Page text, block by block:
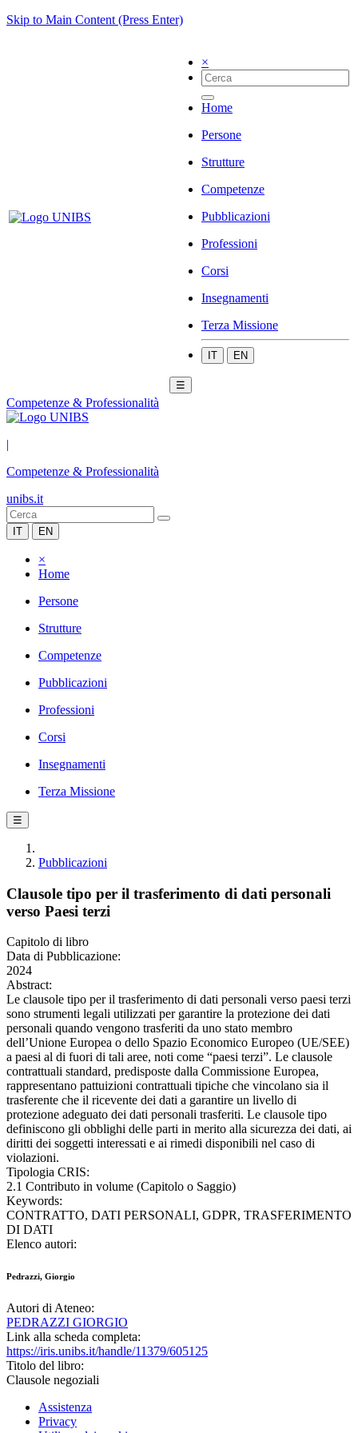
Skip to Main Content (Press Enter)
×
Home
Persone
Strutture
Competenze
Pubblicazioni
Professioni
Corsi
Insegnamenti
Terza Missione
IT EN
☰
Competenze & Professionalità
|
Competenze & Professionalità
unibs.it
IT EN
×
Home
Persone
Strutture
Competenze
Pubblicazioni
Professioni
Corsi
Insegnamenti
Terza Missione
☰
Pubblicazioni
Clausole tipo per il trasferimento di dati personali
verso Paesi terzi
Capitolo di libro
Data di Pubblicazione:
2024
Abstract:
Le clausole tipo per il trasferimento di dati personali verso paesi terzi
sono strumenti legali utilizzati per garantire la protezione dei dati
personali quando vengono trasferiti da uno stato membro
dell’Unione Europea o dello Spazio Economico Europeo (UE/SEE)
a paesi al di fuori di tali aree, noti come “paesi terzi”. Le clausole
contrattuali standard, predisposte dalla Commissione Europea,
rappresentano pattuizioni contrattuali tipiche che vincolano sia il
trasferente che il ricevente dei dati a garantire un livello di
protezione adeguato dei dati personali trasferiti. Le clausole tipo
definiscono gli obblighi delle parti in merito alla sicurezza dei dati, ai
diritti dei soggetti interessati e ai rimedi disponibili nel caso di
violazioni.
Tipologia CRIS:
2.1 Contributo in volume (Capitolo o Saggio)
Keywords:
CONTRATTO, DATI PERSONALI, GDPR, TRASFERIMENTO
DI DATI
Elenco autori:
Pedrazzi, Giorgio
Autori di Ateneo:
PEDRAZZI GIORGIO
Link alla scheda completa:
https://iris.unibs.it/handle/11379/605125
Titolo del libro:
Clausole negoziali
Assistenza
Privacy